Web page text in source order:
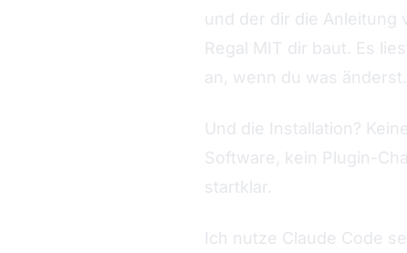
und der dir die Anleitung
Regal MIT dir baut. Es
an, wenn du was
Und die Installation?
Software, kein Plugin-
startklar.
Ich nutze Claude Code